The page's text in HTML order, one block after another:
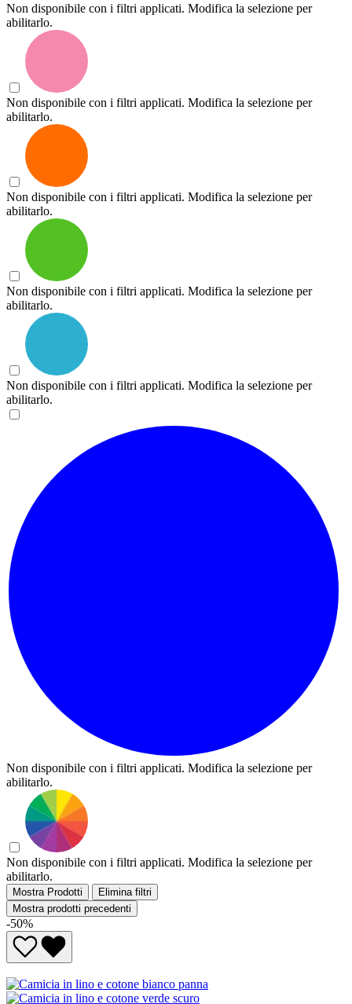
Non disponibile con i filtri applicati. Modifica la selezione per
abilitarlo.
Non disponibile con i filtri applicati. Modifica la selezione per
abilitarlo.
Non disponibile con i filtri applicati. Modifica la selezione per
abilitarlo.
Non disponibile con i filtri applicati. Modifica la selezione per
abilitarlo.
Non disponibile con i filtri applicati. Modifica la selezione per
abilitarlo.
Non disponibile con i filtri applicati. Modifica la selezione per
abilitarlo.
Non disponibile con i filtri applicati. Modifica la selezione per
abilitarlo.
Mostra Prodotti
Elimina filtri
Mostra prodotti precedenti
-50%